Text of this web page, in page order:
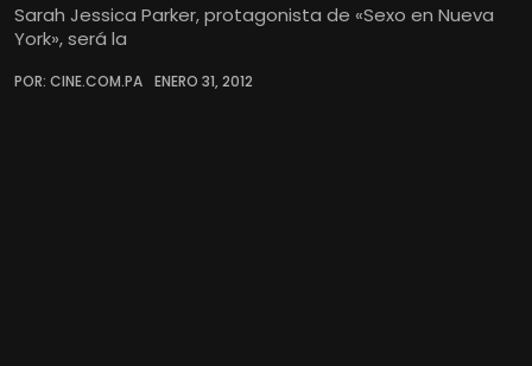
Sarah Jessica Parker, protagonista de «Sexo en Nueva
York», será la
POR: CINE.COM.PA ENERO 31, 2012